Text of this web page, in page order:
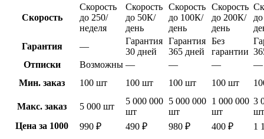
Скорость
Скорость
до 250/
неделя
Скорость
до 50К/
день
Скорость
до 100К/
день
Скорость
до 200К/
день
Гарантия
—
Гарантия
30 дней
Гарантия
365 дней
Без
гарантии
Отписки
Возможны — — —
—
Мин. заказ
100 шт 100 шт 100 шт 100 шт
Макс. заказ 5 000 шт
5 000 000
шт
5 000 000
шт
1 000 000
шт
3
шт
Цена за 1000
990 ₽ 490 ₽ 980 ₽ 400 ₽ 1